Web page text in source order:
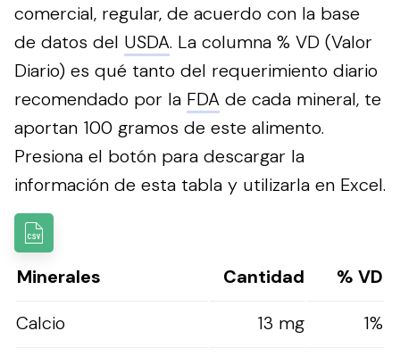
comercial, regular, de acuerdo con la base
de datos del USDA. La columna % VD (Valor
Diario) es qué tanto del requerimiento diario
recomendado por la FDA de cada mineral, te
aportan 100 gramos de este alimento.
Presiona el botón para descargar la
información de esta tabla y utilizarla en Excel.
Minerales Cantidad
% VD
Calcio
13 mg
1%